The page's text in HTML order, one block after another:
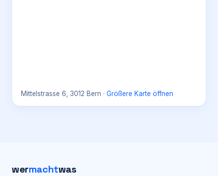
Mittelstrasse 6, 3012 Bern · Größere Karte öffnen
wermachtwas